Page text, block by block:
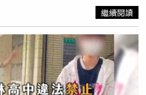
出愛徒狀態，會用技術指導申訴舉牌
協助徒弟在場上擊敗對手。黃昱翔提
生，還會協助學生了解對手，他自己
，被教練指導後迅速改變戰術，最終
而此次自己熟悉的教練不能在場上陪
場邊支持，但場邊往往不能大聲說
限，讓大家擔心會影響發揮。第一次
坦言「不太安心」，教練在場上除了
穿，只要被抓到，就會被要求罰開合
規，學生服儀違規僅能使用「正向管
入日常生活表現紀錄、通知監護人協
坐反省」6種輔導管教措施，並沒有
開合跳的法律依據。曹永央表示，學
可自行加衣物，學校從來沒有禁止，
外套，學生若違反服儀規定，會以口
或是屢犯未改，就會請學生寫自省
繼續閱讀